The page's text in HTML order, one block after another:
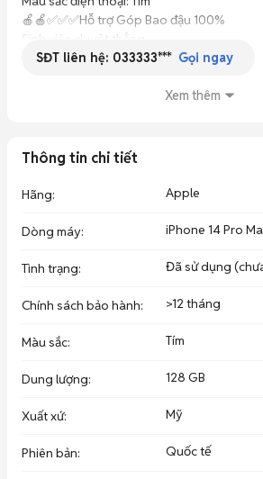
🍎🍎✅✅✅Hỗ trợ Góp Bao đậu 100%
Sinh viên duyệt thẳng
Nợ xấu trả trước tầm 7TR
SĐT liên hệ: 033333*** Gọi ngay
Xem thêm
Thông tin chi tiết
Hãng: Apple
Dòng máy: iPhone 14 Pro
Tình trạng: Đã sử dụng
Chính sách bảo hành: >12 tháng
Màu sắc: Tím
Dung lượng: 128 GB
Xuất xứ: Mỹ
Phiên bản: Quốc tế